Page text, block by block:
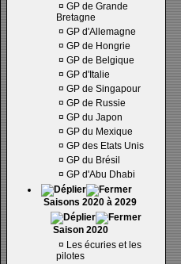
¤ GP de Grande
Bretagne
¤ GP d'Allemagne
¤ GP de Hongrie
¤ GP de Belgique
¤ GP d'Italie
¤ GP de Singapour
¤ GP de Russie
¤ GP du Japon
¤ GP du Mexique
¤ GP des Etats Unis
¤ GP du Brésil
¤ GP d'Abu Dhabi
Saisons 2020 à 2029
Saison 2020
¤ Les écuries et les
pilotes